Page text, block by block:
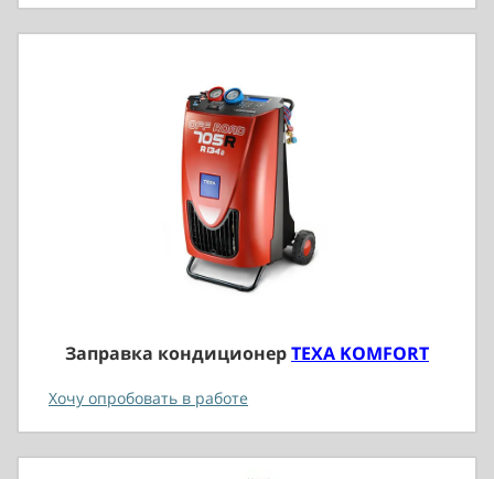
Заправка кондиционерTEXA KOMFORT
Хочу опробовать в работе